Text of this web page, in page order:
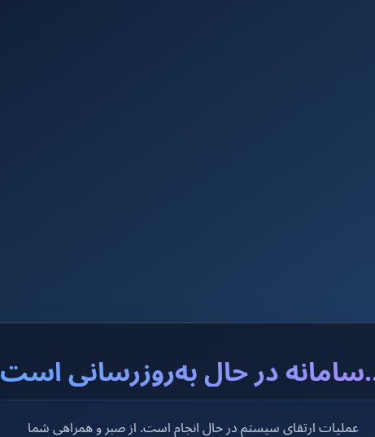
در حال به‌روزرسانی است
عملیات ارتقای سیستم در حال انجام است. از صبر و همراهی شما